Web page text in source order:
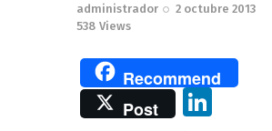
administrador
2 octubre 2013
538 Views
Recommend
Post